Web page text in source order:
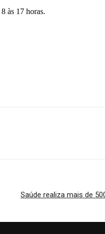
às 17 horas.
Saúde realiza mais de